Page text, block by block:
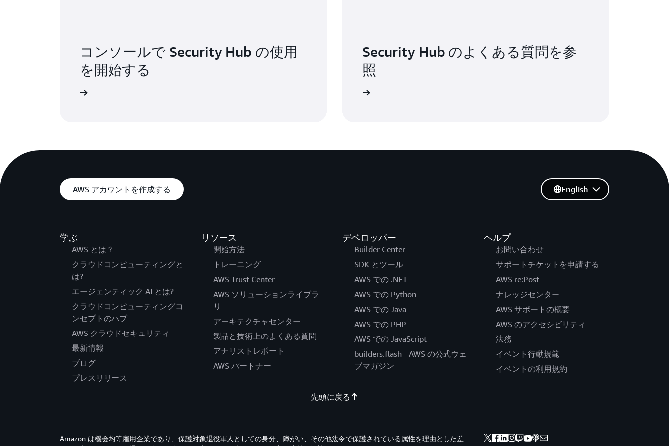
定義されたプレイブックを超えた柔軟な対応アクションを実行し、検出ルールを最適化して誤
検知を最大 95〜99% 削減し、積極的に脅威に対処します。
コンソールで Security Hub の使用
を開始する
Security Hub のよくある質問を参
照
AWS アカウントを作成する
学ぶ
AWS とは？
クラウドコンピューティングと
は?
エージェンティック AI とは?
クラウドコンピューティングコ
ンセプトのハブ
AWS クラウドセキュリティ
最新情報
ブログ
プレスリリース
リソース
開始方法
トレーニング
AWS Trust Center
AWS ソリューションライブラ
リ
アーキテクチャセンター
製品と技術上のよくある質問
アナリストレポート
AWS パートナー
デベロッパー
Builder Center
SDK とツール
AWS での .NET
AWS での Python
AWS での Java
AWS での PHP
AWS での JavaScript
builders.flash - AWS の公式ウェ
ブマガジン
ヘルプ
お問い合わせ
サポートチケットを申請する
AWS re:Post
ナレッジセンター
AWS サポートの概要
AWS のアクセシビリティ
法務
イベント行動規範
イベントの利用規約
English
先頭に戻る
Amazon は機会均等雇用企業であり、保護対象退役軍人としての身分、障がい、その他法令で保護されている属性を理由とした差